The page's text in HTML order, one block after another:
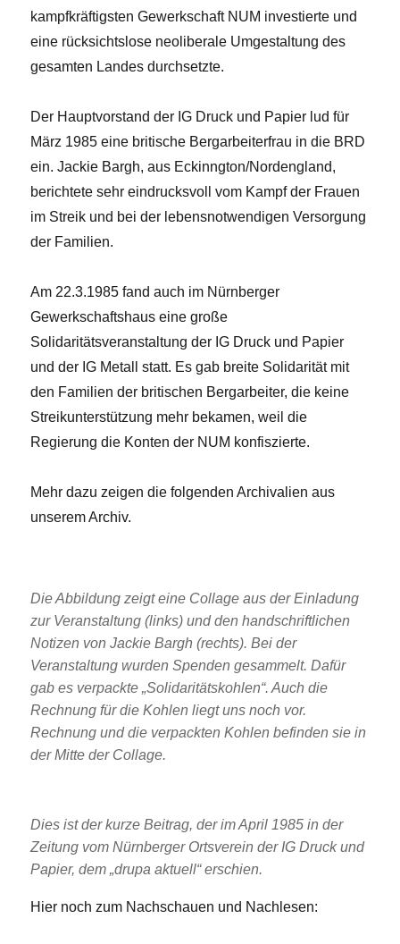
kampfkräftigsten Gewerkschaft NUM investierte und
eine rücksichtslose neoliberale Umgestaltung des
gesamten Landes durchsetzte.
Der Hauptvorstand der IG Druck und Papier lud für
März 1985 eine britische Bergarbeiterfrau in die BRD
ein. Jackie Bargh, aus Eckinngton/Nordengland,
berichtete sehr eindrucksvoll vom Kampf der Frauen
im Streik und bei der lebensnotwendigen Versorgung
der Familien.
Am 22.3.1985 fand auch im Nürnberger
Gewerkschaftshaus eine große
Solidaritätsveranstaltung der IG Druck und Papier
und der IG Metall statt. Es gab breite Solidarität mit
den Familien der britischen Bergarbeiter, die keine
Streikunterstützung mehr bekamen, weil die
Regierung die Konten der NUM konfiszierte.
Mehr dazu zeigen die folgenden Archivalien aus
unserem Archiv.
Die Abbildung zeigt eine Collage aus der Einladung
zur Veranstaltung (links) und den handschriftlichen
Notizen von Jackie Bargh (rechts). Bei der
Veranstaltung wurden Spenden gesammelt. Dafür
gab es verpackte „Solidaritätskohlen“. Auch die
Rechnung für die Kohlen liegt uns noch vor.
Rechnung und die verpackten Kohlen befinden sie in
der Mitte der Collage.
Dies ist der kurze Beitrag, der im April 1985 in der
Zeitung vom Nürnberger Ortsverein der IG Druck und
Papier, dem „drupa aktuell“ erschien.
Hier noch zum Nachschauen und Nachlesen: